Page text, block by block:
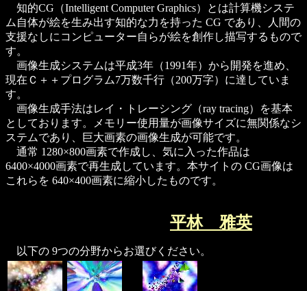
知的CG（Intelligent Computer Graphics）とは計算機システ
ム自体が絵を生み出す知的な力を持った CG であり、人間の
支援なしにコンピューター自らが絵を創作し描写するもので
す。
画像生成システムは平成3年（1991年）から開発を進め、
現在Ｃ＋＋プログラム7万数千行（200万字）に達していま
す。
画像生成手法はレイ・トレーシング（ray tracing）を基本
としております。メモリー使用量が画像サイズに無関係なシ
ステムであり、巨大画素の画像生成が可能です。
通常 1280×800画素で作成し、気に入った作品は
6400×4000画素で再生成しています。本サイトの CG画像は
これらを 640×400画素に縮小したものです。
平林 雅英
以下の 9つの分野からお選びください。